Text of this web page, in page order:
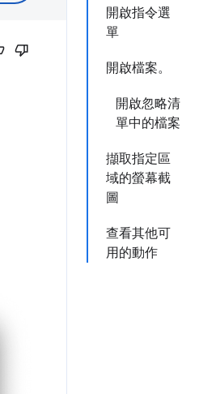
開啟指令選
單
開啟檔案。
開啟忽略清
單中的檔案
擷取指定區
域的螢幕截
圖
查看其他可
用的動作